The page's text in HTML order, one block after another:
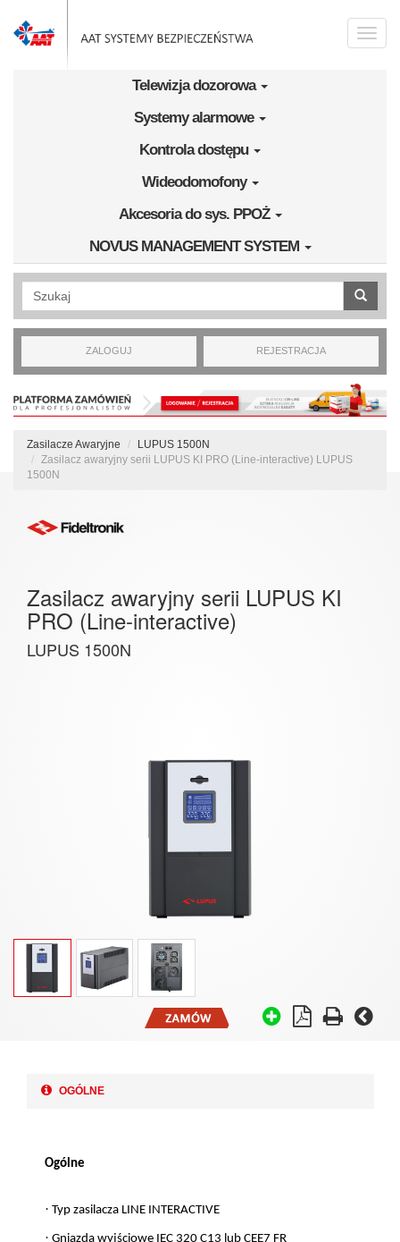
Toggle
Telewizja dozorowa
Systemy alarmowe
Kontrola dostępu
Wideodomofony
Akcesoria do sys. PPOŻ
NOVUS MANAGEMENT SYSTEM
Wyszukiwanie pełnotekstowe
ZALOGUJ REJESTRACJA
Zasilacze Awaryjne
LUPUS 1500N
Zasilacz awaryjny serii LUPUS KI PRO (Line-interactive) LUPUS
1500N
Zasilacz awaryjny serii LUPUS KI
PRO (Line-interactive)
LUPUS 1500N
OGÓLNE
Ogólne
· Typ zasilacza LINE INTERACTIVE
· Gniazda wyjściowe IEC 320 C13 lub CEE7 FR